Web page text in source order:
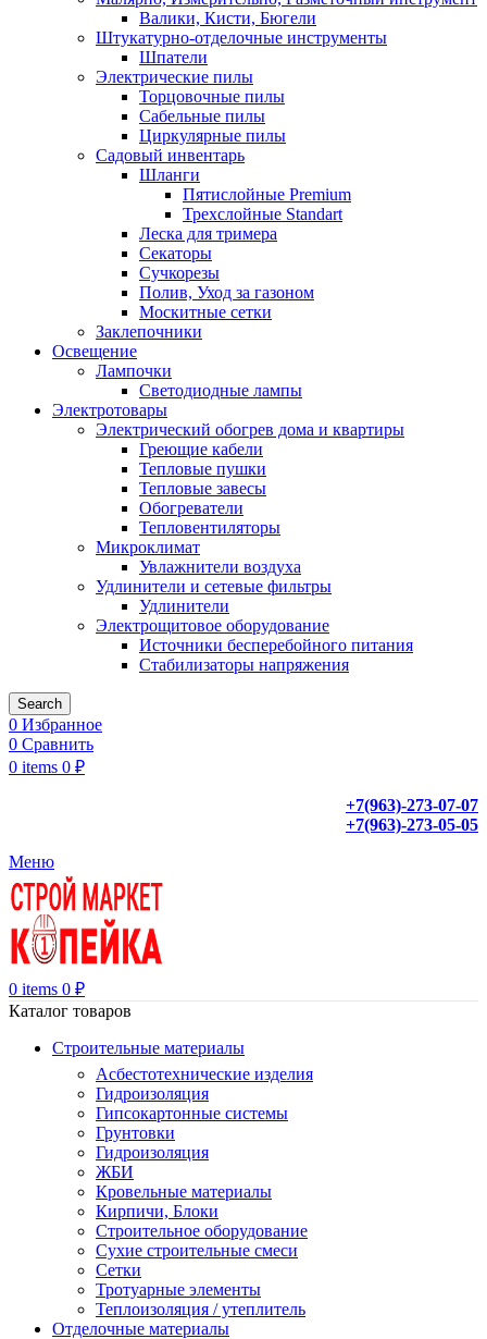
Валики, Кисти, Бюгели
Штукатурно-отделочные инструменты
Шпатели
Электрические пилы
Торцовочные пилы
Сабельные пилы
Циркулярные пилы
Садовый инвентарь
Шланги
Пятислойные Premium
Трехслойные Standart
Леска для тримера
Секаторы
Сучкорезы
Полив, Уход за газоном
Москитные сетки
Заклепочники
Освещение
Лампочки
Светодиодные лампы
Электротовары
Электрический обогрев дома и квартиры
Греющие кабели
Тепловые пушки
Тепловые завесы
Обогреватели
Тепловентиляторы
Микроклимат
Увлажнители воздуха
Удлинители и сетевые фильтры
Удлинители
Электрощитовое оборудование
Источники бесперебойного питания
Стабилизаторы напряжения
Search
0 Избранное
0 Сравнить
0 items 0 ₽
+7(963)-273-07-07
+7(963)-273-05-05
Меню
0 items 0 ₽
Каталог товаров
Строительные материалы
Асбестотехнические изделия
Гидроизоляция
Гипсокартонные системы
Грунтовки
Гидроизоляция
ЖБИ
Кровельные материалы
Кирпичи, Блоки
Строительное оборудование
Сухие строительные смеси
Сетки
Тротуарные элементы
Теплоизоляция / утеплитель
Отделочные материалы